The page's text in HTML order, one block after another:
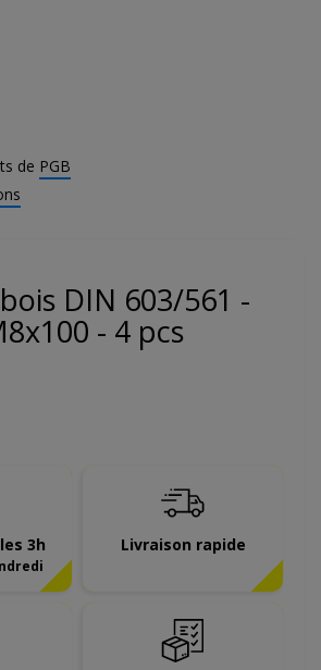
de PGB
DIN 603/561 -
- 4 pcs
3h Livraison rapide